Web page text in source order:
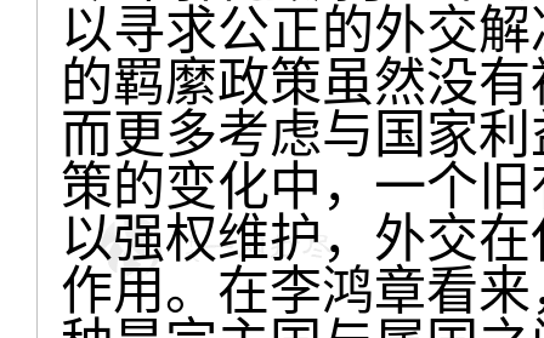
以寻求公正的外交
的羁縻政策虽然没
而更多考虑与国家
策的变化中，一个
以强权维护，外交
作用。在李鸿章看